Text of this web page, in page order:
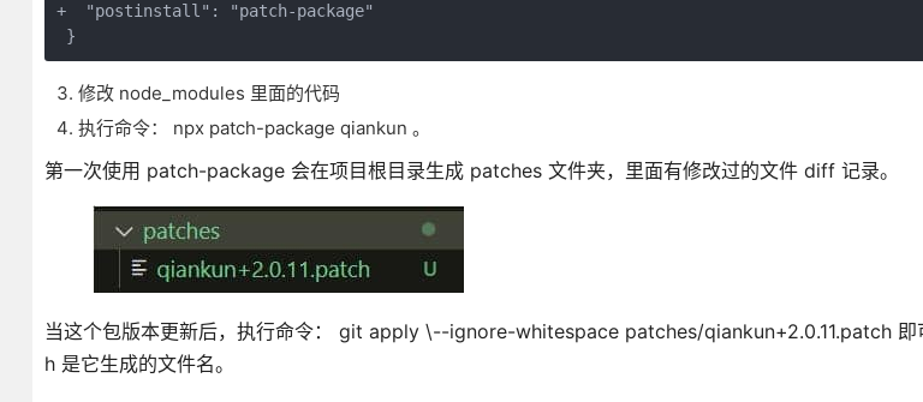
+  "postinstall": "patch-package"
修改 node_modules 里面的代码
执行命令： npx patch-package qiankun 。
第一次使用 patch-package 会在项目根目录生成 patches 文件夹，里面有修改过的文件 diff 记录。
当这个包版本更新后，执行命令： git apply \--ignore-whitespace patches/qiankun+2.0.11.patch 即
h 是它生成的文件名。